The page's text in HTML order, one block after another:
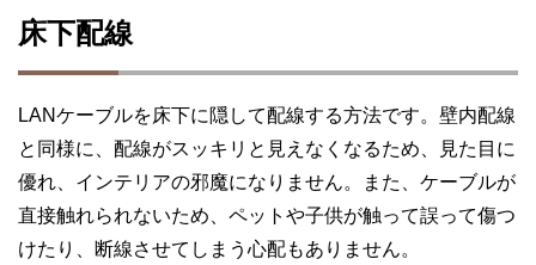
床下配線
LANケーブルを床下に隠して配線する方法です。壁内配線
と同様に、配線がスッキリと見えなくなるため、見た目に
優れ、インテリアの邪魔になりません。また、ケーブルが
直接触れられないため、ペットや子供が触って誤って傷つ
けたり、断線させてしまう心配もありません。